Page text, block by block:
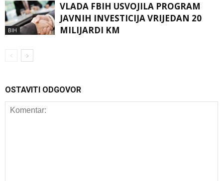
BIH
VLADA FBIH USVOJILA PROGRAM
JAVNIH INVESTICIJA VRIJEDAN 20
MILIJARDI KM
OSTAVITI ODGOVOR